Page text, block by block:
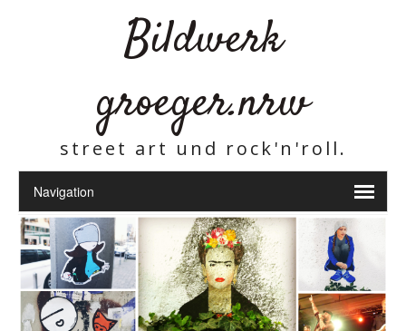
Bildwerk
groeger.nrw
street art und rock'n'roll.